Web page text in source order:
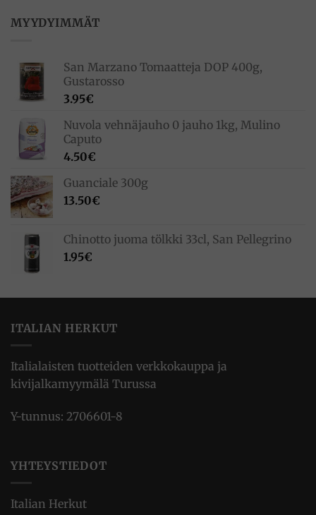
MYYDYIMMÄT
San Marzano Tomaatteja DOP 400g,
Gustarosso
3.95€
Nuvola vehnäjauho 0 jauho 1kg, Mulino
Caputo
4.50€
Guanciale 300g
13.50€
Chinotto juoma tölkki 33cl, San Pellegrino
1.95€
ITALIAN HERKUT
Italialaisten tuotteiden verkkokauppa ja
kivijalkamyymälä Turussa
Y-tunnus: 2706601-8
YHTEYSTIEDOT
Italian Herkut